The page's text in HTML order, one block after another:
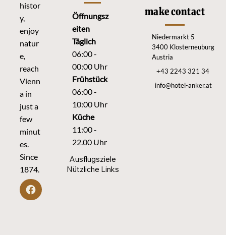
histor
y,
enjoy
natur
e,
reach
Vienn
a in
just a
few
minut
es.
Since
1874.
Öffnungsz
eiten
Täglich
06:00 -
00:00 Uhr
Frühstück
06:00 -
10:00 Uhr
Küche
11:00 -
22.00 Uhr
Ausflugsziele
Nützliche Links
make contact
+43 2243 321 34
info@hotel-anker.at
Niedermarkt 5
3400 Klosterneuburg
Austria